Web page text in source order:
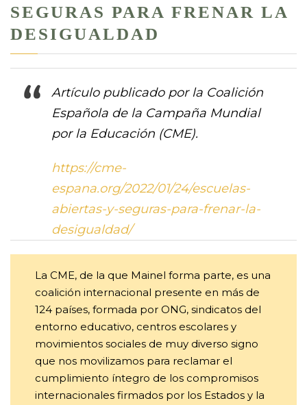
SEGURAS PARA FRENAR LA
DESIGUALDAD
Artículo publicado por la Coalición
Española de la Campaña Mundial
por la Educación (CME).
https://cme-
espana.org/2022/01/24/escuelas-
abiertas-y-seguras-para-frenar-la-
desigualdad/
La CME, de la que Mainel forma parte, es una
coalición internacional presente en más de
124 países, formada por ONG, sindicatos del
entorno educativo, centros escolares y
movimientos sociales de muy diverso signo
que nos movilizamos para reclamar el
cumplimiento íntegro de los compromisos
internacionales firmados por los Estados y la